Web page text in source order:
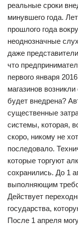
реальные сроки
минувшего года.
прошлого года
неоднозначные
даже
что
первого января
магазинов
будет внедрена?
существенные
системы, которая,
скоро, никому не
последовало.
которые торгуют
сохранились. До 1
выполняющим
Действует
государства,
После 1 апреля